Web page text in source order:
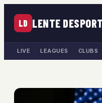
LD LENTE
LIVE LEAGUES CLUBS